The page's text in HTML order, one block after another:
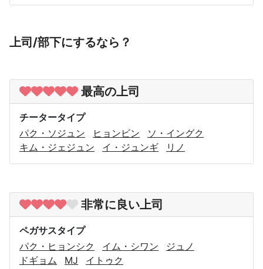
上司/部下にするなら？
最高の上司
チータータイプ
パク・ソジュン
ヒョンビン
ソ・イングク
キム・ジェジュン
イ・ジュンギ リノ
非常に良い上司
ペガサスタイプ
パク・ヒョンシク
イム・シワン
ジュノ
ドギョム
MJ イトゥク